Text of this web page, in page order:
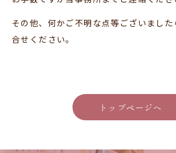
その他、何かご不明な点等ございまし
合せください。
トップページへ